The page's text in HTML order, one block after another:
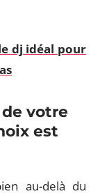
dj idéal pour
de votre
est
au-delà du